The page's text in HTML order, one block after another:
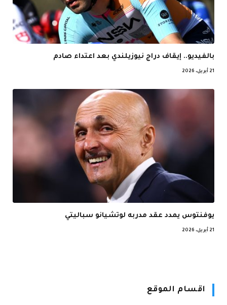
بالفيديو.. إيقاف دراج نيوزيلندي بعد اعتداء صادم
21 أبريل، 2026
يوفنتوس يمدد عقد مدربه لوتشيانو سباليتي
21 أبريل، 2026
اقسام الموقع